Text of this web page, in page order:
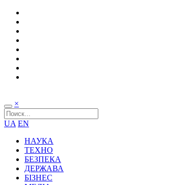
×
UA EN
НАУКА
ТЕХНО
БЕЗПЕКА
ДЕРЖАВА
БІЗНЕС